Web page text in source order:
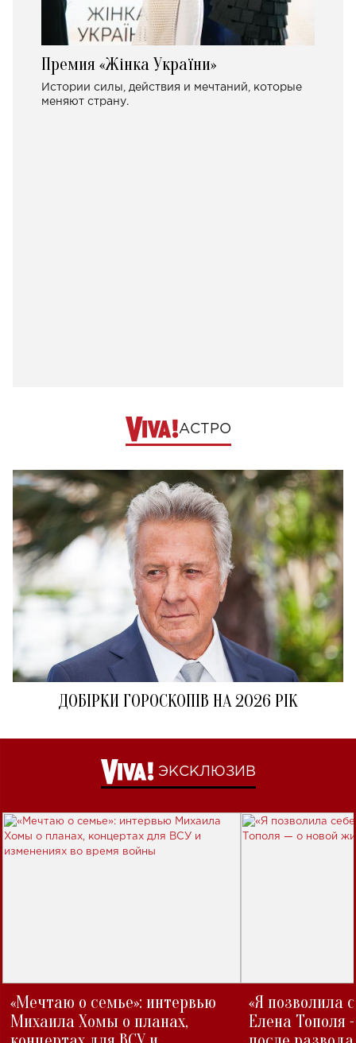
Премия «Жінка України»
Истории силы, действия и мечтаний, которые
меняют страну.
АСТРО
ДОБІРКИ ГОРОСКОПІВ НА 2026 РІК
ЭКСКЛЮЗИВ
«Мечтаю о семье»: интервью
Михаила Хомы о планах,
«Я позволила
Елена Тополя